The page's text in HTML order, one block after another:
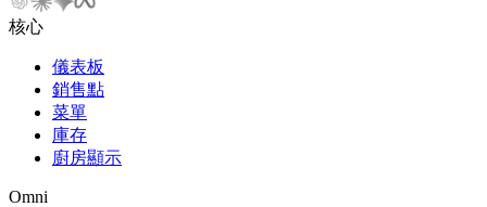
核心
儀表板
銷售點
菜單
庫存
廚房顯示
Omni